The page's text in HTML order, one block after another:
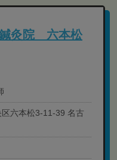
鍼灸院 六本松
六本松3-11-39 名古